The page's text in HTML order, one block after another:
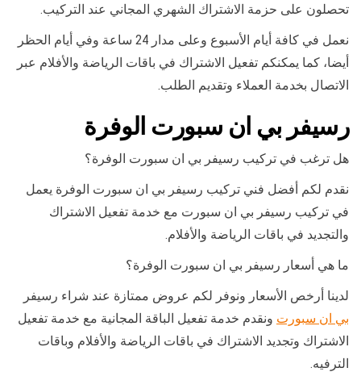
تحصلون على حزمة الاشتراك الشهري المجاني عند التركيب.
نعمل في كافة أيام الأسبوع وعلى مدار 24 ساعة وفي أيام الحظر
أيضا، كما يمكنكم تفعيل الاشتراك في باقات الرياضة والأفلام عبر
الاتصال بخدمة العملاء وتقديم الطلب.
رسيفر بي ان سبورت الوفرة
هل ترغب في تركيب رسيفر بي ان سبورت الوفرة؟
نقدم لكم أفضل فني تركيب رسيفر بي ان سبورت الوفرة يعمل
في تركيب رسيفر بي ان سبورت مع خدمة تفعيل الاشتراك
والتجديد في باقات الرياضة والأفلام.
ما هي أسعار رسيفر بي ان سبورت الوفرة؟
لدينا أرخص الأسعار ونوفر لكم عروض ممتازة عند شراء رسيفر
بي ان سبورت ونقدم خدمة تفعيل الباقة المجانية مع خدمة تفعيل
الاشتراك وتجديد الاشتراك في باقات الرياضة والأفلام وباقات
الترفيه.